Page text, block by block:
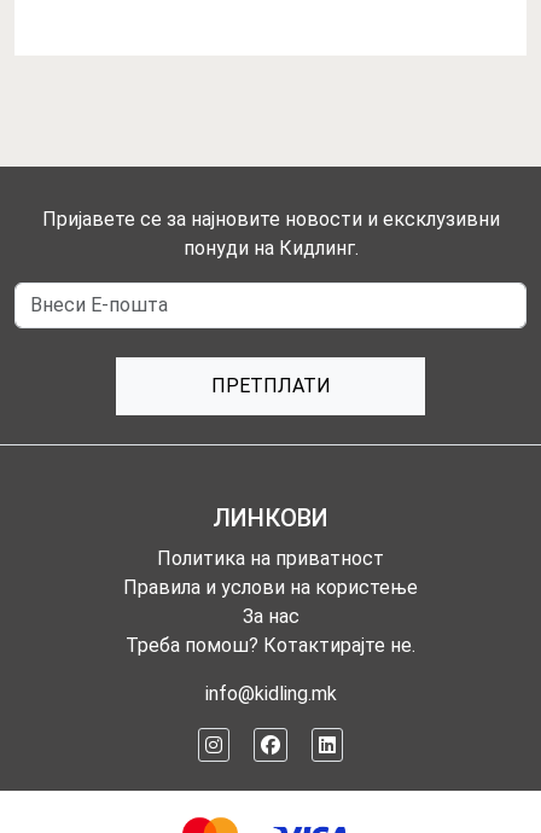
Пријавете се за најновите новости и ексклузивни
понуди на Кидлинг.
ПРЕТПЛАТИ
ЛИНКОВИ
Политика на приватност
Правила и услови на користење
За нас
Треба помош? Котактирајте не.
info@kidling.mk